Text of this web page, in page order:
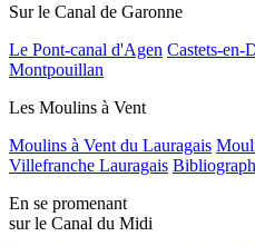
Sur le Canal de Garonne
Le Pont-canal d'Agen Castets-en-
Montpouillan
Les Moulins à Vent
Moulins à Vent du Lauragais
Villefranche Lauragais
En se promenant
sur le Canal du Midi